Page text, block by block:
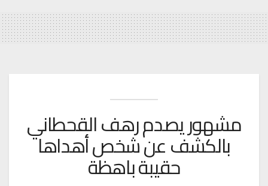
مشهور يصدم رهف القحطاني
بالكشف عن شخص أهداها
حقيبة باهظة